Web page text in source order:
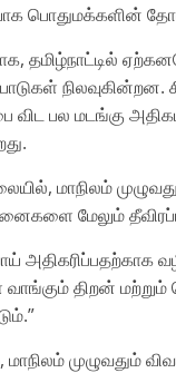
பொதுமக்களின்
தமிழ்நாட்டில்
நிலவுகின்றன.
விட பல மடங்கு
மாநிலம்
மேலும்
அதிகரிப்பதற்காக
திறன்
மாநிலம் முழுவதும்